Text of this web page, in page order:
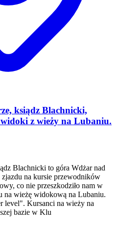
ksiądz Blachnicki,
widoki z wieży na Lubaniu.
Blachnicki to góra Wdżar nad
na kursie przewodników
co nie przeszkodziło nam w
wieżę widokową na Lubaniu.
level". Kursanci na wieży na
bazie w Klu